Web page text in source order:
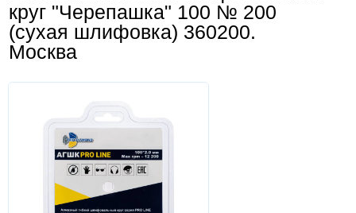
круг "Черепашка" 100 № 200
(сухая шлифовка) 360200.
Москва